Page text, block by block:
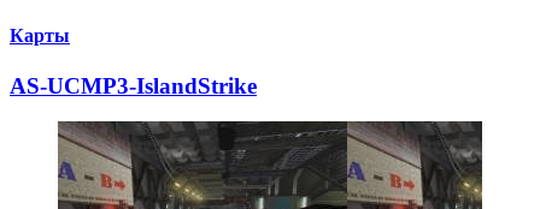
Карты
AS-UCMP3-IslandS­trike